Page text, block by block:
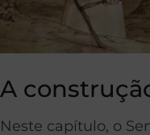
A
Neste capítulo, o